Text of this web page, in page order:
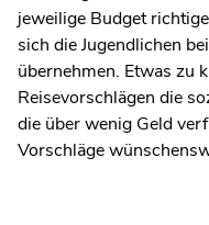
jeweilige Budget
sich die Jugendlichen
übernehmen. Etwas zu
Reisevorschlägen die
die über wenig Geld
Vorschläge